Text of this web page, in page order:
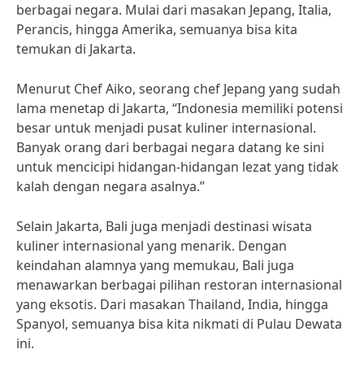
berbagai negara. Mulai dari masakan Jepang, Italia,
Perancis, hingga Amerika, semuanya bisa kita
temukan di Jakarta.
Menurut Chef Aiko, seorang chef Jepang yang sudah
lama menetap di Jakarta, “Indonesia memiliki potensi
besar untuk menjadi pusat kuliner internasional.
Banyak orang dari berbagai negara datang ke sini
untuk mencicipi hidangan-hidangan lezat yang tidak
kalah dengan negara asalnya.”
Selain Jakarta, Bali juga menjadi destinasi wisata
kuliner internasional yang menarik. Dengan
keindahan alamnya yang memukau, Bali juga
menawarkan berbagai pilihan restoran internasional
yang eksotis. Dari masakan Thailand, India, hingga
Spanyol, semuanya bisa kita nikmati di Pulau Dewata
ini.